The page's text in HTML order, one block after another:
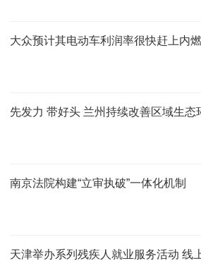
大众预计其电动车利润率很快赶上内
先发力 带好头 兰州持续改善区域生态
南京法院构建“立审执破”一体化机制
天津举办系列残疾人就业服务活动 线